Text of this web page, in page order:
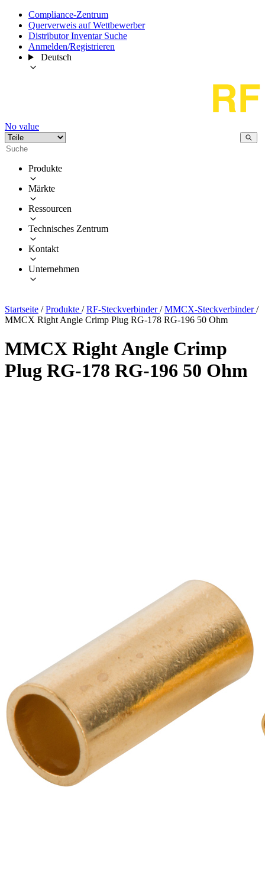
Compliance-Zentrum
Querverweis auf Wettbewerber
Distributor Inventar Suche
Anmelden/Registrieren
Deutsch
No value
Produkte
Märkte
Ressourcen
Technisches Zentrum
Kontakt
Unternehmen
Startseite / Produkte / RF-Steckverbinder/ MMCX-Steckverbinder/
MMCX Right Angle Crimp Plug RG-178 RG-196 50 Ohm
MMCX Right Angle Crimp
Plug RG-178 RG-196 50 Ohm